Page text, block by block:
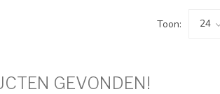
Toon:
GEVONDEN!